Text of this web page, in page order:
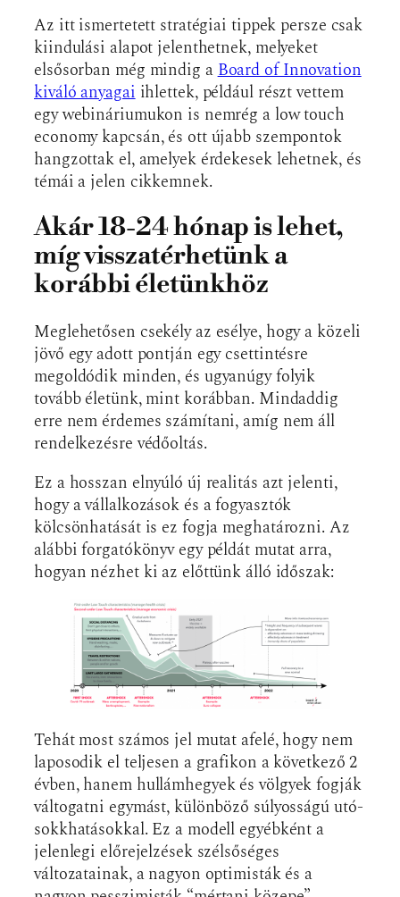
Az itt ismertetett stratégiai tippek persze csak
kiindulási alapot jelenthetnek, melyeket
elsősorban még mindig aBoard of Innovation
kiváló anyagaiihlettek, például részt vettem
egy webináriumukon is nemrég a low touch
economy kapcsán, és ott újabb szempontok
hangzottak el, amelyek érdekesek lehetnek, és
témái a jelen cikkemnek.
Akár 18-24 hónap is lehet,
míg visszatérhetünk a
korábbi életünkhöz
Meglehetősen csekély az esélye, hogy a közeli
jövő egy adott pontján egy csettintésre
megoldódik minden, és ugyanúgy folyik
tovább életünk, mint korábban. Mindaddig
erre nem érdemes számítani, amíg nem áll
rendelkezésre védőoltás.
Ez a hosszan elnyúló új realitás azt jelenti,
hogy a vállalkozások és a fogyasztók
kölcsönhatását is ez fogja meghatározni. Az
alábbi forgatókönyv egy példát mutat arra,
hogyan nézhet ki az előttünk álló időszak:
Tehát most számos jel mutat afelé, hogy nem
laposodik el teljesen a grafikon a következő 2
évben, hanem hullámhegyek és völgyek fogják
váltogatni egymást, különböző súlyosságú utó-
sokkhatásokkal. Ez a modell egyébként a
jelenlegi előrejelzések szélsőséges
változatainak, a nagyon optimisták és a